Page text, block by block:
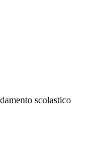
scolastico